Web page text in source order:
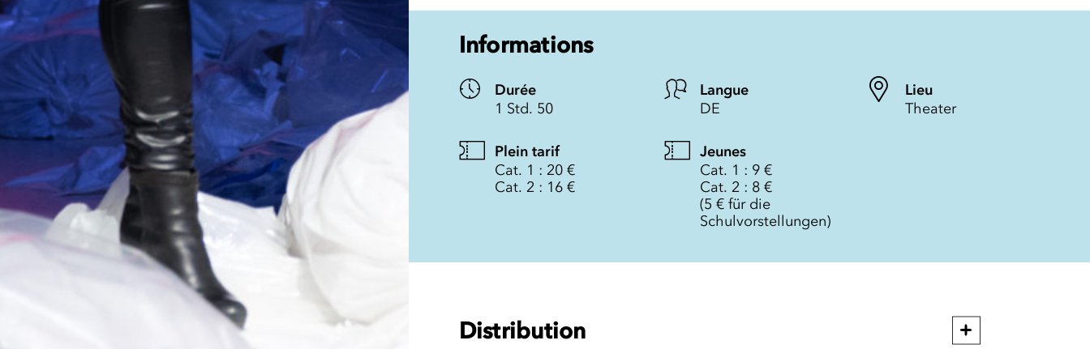
Informations
Durée
1 Std. 50
Langue
DE
Lieu
Theater
Plein tarif
Cat. 1 : 20 €
Cat. 2 : 16 €
Jeunes
Cat. 1 : 9 €
Cat. 2 : 8 €
(5 € für die
Schulvorstellungen)
Distribution